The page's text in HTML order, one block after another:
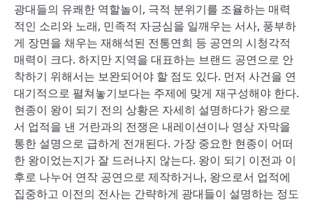
광대들의 유쾌한 역할놀이, 극적 분위기를 조율하는 매력
적인 소리와 노래, 민족적 자긍심을 일깨우는 서사, 풍부하
게 장면을 채우는 재해석된 전통연희 등 공연의 시청각적
매력이 크다. 하지만 지역을 대표하는 브랜드 공연으로 안
착하기 위해서는 보완되어야 할 점도 있다. 먼저 사건을 연
대기적으로 펼쳐놓기보다는 주제에 맞게 재구성해야 한다.
현종이 왕이 되기 전의 상황은 자세히 설명하다가 왕으로
서 업적을 낸 거란과의 전쟁은 내레이션이나 영상 자막을
통한 설명으로 급하게 전개된다. 가장 중요한 현종이 어떠
한 왕이었는지가 잘 드러나지 않는다. 왕이 되기 이전과 이
후로 나누어 연작 공연으로 제작하거나, 왕으로서 업적에
집중하고 이전의 전사는 간략하게 광대들이 설명하는 정도